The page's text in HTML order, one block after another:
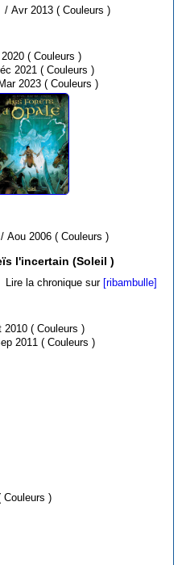
• Tome 1 : Les Clans de la Dorgne / Avr 2013 ( Couleurs )
/ Jan 2020 ( Couleurs )
/ Déc 2021 ( Couleurs )
/ Mar 2023 ( Couleurs )
• Tome 1 : La Mélopée des Abers / Aou 2006 ( Couleurs )
Les Légendes de Troy : Ploneïs l'incertain (Soleil )
Lire la chronique sur [ribambulle]
/ Oct 2010 ( Couleurs )
/ Sep 2011 ( Couleurs )
/ Oct 2018 ( Couleurs )